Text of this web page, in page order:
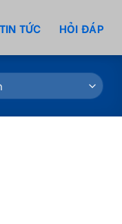
TIN TỨC HỎI ĐÁP